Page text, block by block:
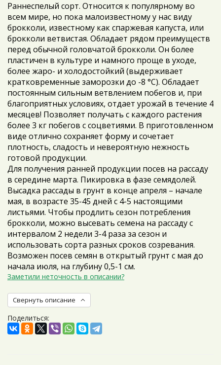
Раннеспелый сорт. Относится к популярному во
всем мире, но пока малоизвестному у нас виду
брокколи, известному как спаржевая капуста, или
брокколи ветвистая. Обладает рядом преимуществ
перед обычной головчатой брокколи. Он более
пластичен в культуре и намного проще в уходе,
более жаро- и холодостойкий (выдерживает
кратковременные заморозки до -8 °С). Обладает
постоянным сильным ветвлением побегов и, при
благоприятных условиях, отдает урожай в течение 4
месяцев! Позволяет получать с каждого растения
более 3 кг побегов с соцветиями. В приготовленном
виде отлично сохраняет форму и сочетает
плотность, сладость и невероятную нежность
готовой продукции.
Для получения ранней продукции посев на рассаду
в середине марта. Пикировка в фазе семядолей.
Высадка рассады в грунт в конце апреля – начале
мая, в возрасте 35-45 дней с 4-5 настоящими
листьями. Чтобы продлить сезон потребления
брокколи, можно высевать семена на рассаду с
интервалом 2 недели 3-4 раза за сезон и
использовать сорта разных сроков созревания.
Возможен посев семян в открытый грунт с мая до
начала июля, на глубину 0,5-1 см.
Заметили неточность в описании?
Свернуть описание
Поделиться: